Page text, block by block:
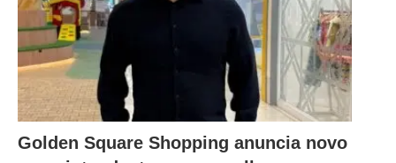
Golden Square Shopping anuncia novo